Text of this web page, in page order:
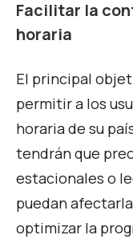
Facilitar la
horaria
El principal
permitir a los
horaria de su
tendrán que
estacionales o
puedan
optimizar la